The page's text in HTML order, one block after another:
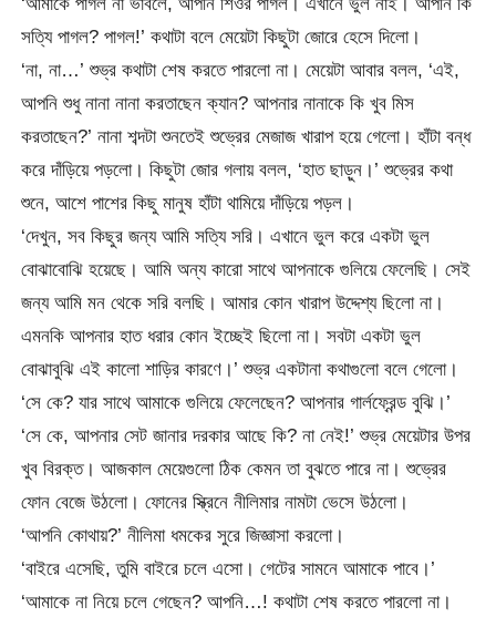
সত্যি পাগল? পাগল!’ কথাটা বলে মেয়েটা কিছুটা জোরে হেসে দিলো।
‘না, না…’ শুভ্র কথাটা শেষ করতে পারলো না। মেয়েটা আবার বলল, ‘এই,
আপনি শুধু নানা নানা করতাছেন ক্যান? আপনার নানাকে কি খুব মিস
করতাছেন?’ নানা শব্দটা শুনতেই শুভ্রের মেজাজ খারাপ হয়ে গেলো। হাঁটা বন্ধ
করে দাঁড়িয়ে পড়লো। কিছুটা জোর গলায় বলল, ‘হাত ছাড়ুন।’ শুভ্রের কথা
শুনে, আশে পাশের কিছু মানুষ হাঁটা থামিয়ে দাঁড়িয়ে পড়ল।
‘দেখুন, সব কিছুর জন্য আমি সত্যি সরি। এখানে ভুল করে একটা ভুল
বোঝাবোঝি হয়েছে। আমি অন্য কারো সাথে আপনাকে গুলিয়ে ফেলেছি। সেই
জন্য আমি মন থেকে সরি বলছি। আমার কোন খারাপ উদ্দেশ্য ছিলো না।
এমনকি আপনার হাত ধরার কোন ইচ্ছেই ছিলো না। সবটা একটা ভুল
বোঝাবুঝি এই কালো শাড়ির কারণে।’ শুভ্র একটানা কথাগুলো বলে গেলো।
‘সে কে? যার সাথে আমাকে গুলিয়ে ফেলেছেন? আপনার গার্লফ্রেন্ড বুঝি।’
‘সে কে, আপনার সেট জানার দরকার আছে কি? না নেই!’ শুভ্র মেয়েটার উপর
খুব বিরক্ত। আজকাল মেয়েগুলো ঠিক কেমন তা বুঝতে পারে না। শুভ্রের
ফোন বেজে উঠলো। ফোনের স্ক্রিনে নীলিমার নামটা ভেসে উঠলো।
‘আপনি কোথায়?’ নীলিমা ধমকের সুরে জিজ্ঞাসা করলো।
‘বাইরে এসেছি, তুমি বাইরে চলে এসো। গেটের সামনে আমাকে পাবে।’
‘আমাকে না নিয়ে চলে গেছেন? আপনি…! কথাটা শেষ করতে পারলো না।